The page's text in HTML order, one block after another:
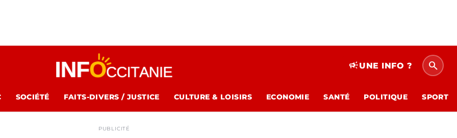
campaignUNE INFO ? search
SOCIÉTÉ FAITS-DIVERS / JUSTICE CULTURE & LOISIRS ECONOMIE SANTÉ POLITIQUE SPORT
PUBLICITÉ